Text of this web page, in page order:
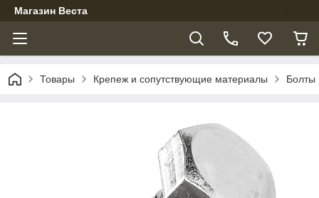
Магазин Веста
Товары Крепеж и сопутствующие материалы Болты